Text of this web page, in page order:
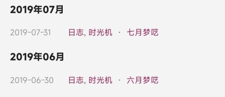
2019年07月
2019-07-31 日志, 时光机 · 七月梦呓
2019年06月
2019-06-30 日志, 时光机 · 六月梦呓